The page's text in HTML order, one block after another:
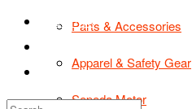
Parts & Accessories
Apparel & Safety Gear
Sepeda Motor
TIPS & TRIK
Tentang Kami